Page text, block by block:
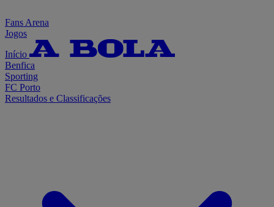
Fans Arena
Jogos
Início
Benfica
Sporting
FC Porto
Resultados e Classificações